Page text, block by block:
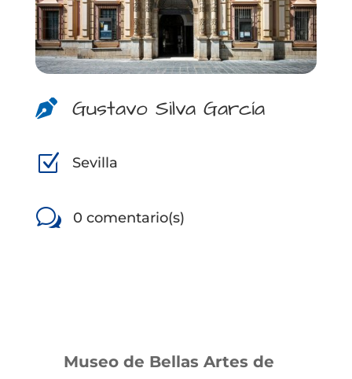
 Gustavo Silva García
Z Sevilla
w 0 comentario(s)
Museo de Bellas Artes de